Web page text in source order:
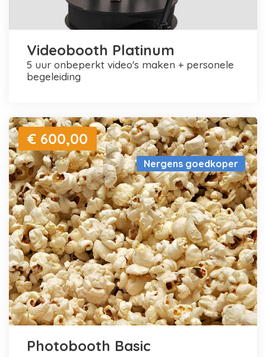
Videobooth Platinum
5 uur onbeperkt video's maken + personele
begeleiding
Nergens goedkoper
€ 600,00
Photobooth Basic